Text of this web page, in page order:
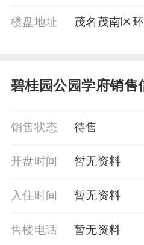
楼盘地址 茂名茂南区
碧桂园公园学府销售
销售状态 待售
开盘时间 暂无资料
入住时间 暂无资料
售楼电话 暂⽆资料